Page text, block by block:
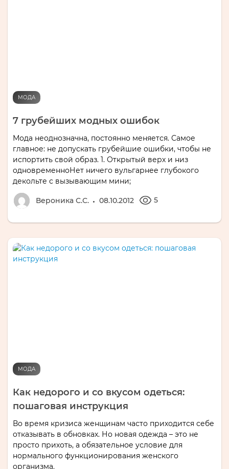
МОДА
7 грубейших модных ошибок
Мода неоднозначна, постоянно меняется. Самое
главное: не допускать грубейшие ошибки, чтобы не
испортить свой образ. 1. Открытый верх и низ
одновременноНет ничего вульгарнее глубокого
декольте с вызывающим мини;
Вероника С.С. 08.10.2012 5
МОДА
Как недорого и со вкусом одеться:
пошаговая инструкция
Во время кризиса женщинам часто приходится себе
отказывать в обновках. Но новая одежда – это не
просто прихоть, а обязательное условие для
нормального функционирования женского
организма.